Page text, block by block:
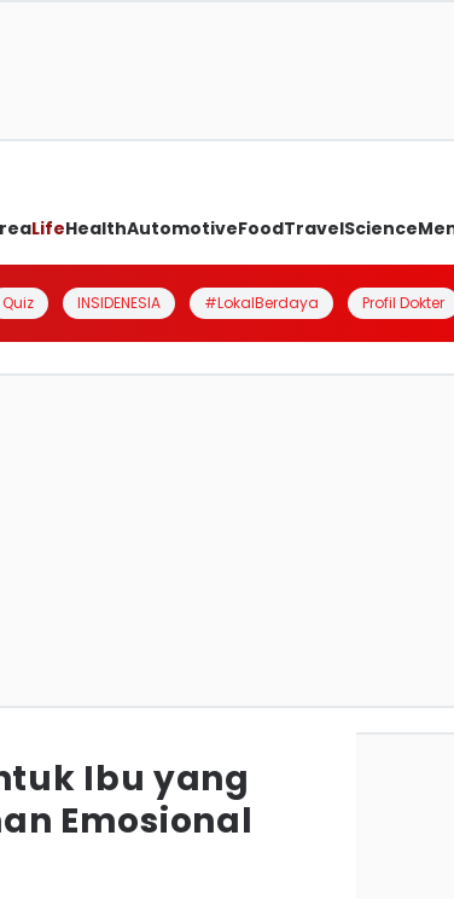
LifeHealthAutomotiveFoodTravelScience
Quiz INSIDENESIA #LokalBerdaya Profil Dokter
Ibu yang
Emosional